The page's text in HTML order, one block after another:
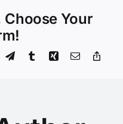
Choose Your
TelegramTumblrXing Email